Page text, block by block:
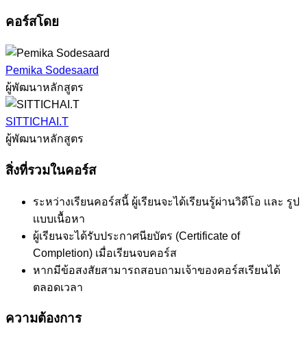
คอร์สโดย
Pemika Sodesaard
ผู้พัฒนาหลักสูตร
SITTICHAI.T
ผู้พัฒนาหลักสูตร
สิ่งที่รวมในคอร์ส
ระหว่างเรียนคอร์สนี้ ผู้เรียนจะได้เรียนรู้ผ่านวิดีโอ เเละ รูป
เเบบเนื้อหา
ผู้เรียนจะได้รับประกาศนียบัตร (Certificate of
Completion) เมื่อเรียนจบคอร์ส
หากมีข้อสงสัยสามารถสอบถามเจ้าของคอร์สเรียนได้
ตลอดเวลา
ความต้องการ